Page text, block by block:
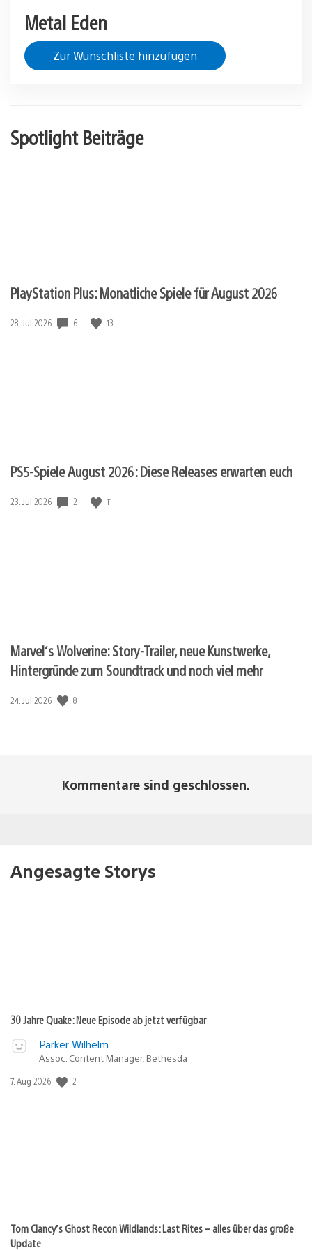
Metal Eden
Zur Wunschliste hinzufügen
Spotlight Beiträge
PlayStation Plus: Monatliche Spiele für August 2026
Veröffentlichungsdatum:
28. Jul 2026 6 13
PS5-Spiele August 2026: Diese Releases erwarten euch
Veröffentlichungsdatum:
23. Jul 2026 2 11
Marvel‘s Wolverine: Story-Trailer, neue Kunstwerke,
Hintergründe zum Soundtrack und noch viel mehr
Veröffentlichungsdatum:
24. Jul 2026 8
Kommentare sind geschlossen.
Angesagte Storys
30 Jahre Quake: Neue Episode ab jetzt verfügbar
Parker Wilhelm
Assoc. Content Manager, Bethesda
Veröffentlichungsdatum:
7. Aug 2026 2
Tom Clancy’s Ghost Recon Wildlands: Last Rites – alles über das große
Update